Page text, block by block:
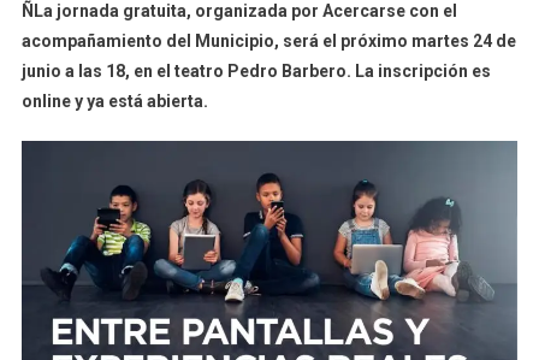
ÑLa jornada gratuita, organizada por Acercarse con el
acompañamiento del Municipio, será el próximo martes 24 de
junio a las 18, en el teatro Pedro Barbero. La inscripción es
online y ya está abierta.